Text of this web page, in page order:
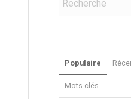
Populaire
Mots clés